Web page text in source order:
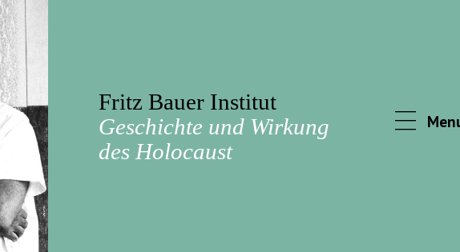
Fritz Bauer Institut
Geschichte und Wirkung
des Holocaust